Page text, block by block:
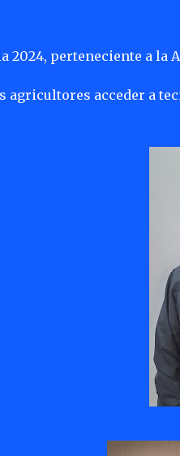
2024, perteneciente a la
agricultores acceder a